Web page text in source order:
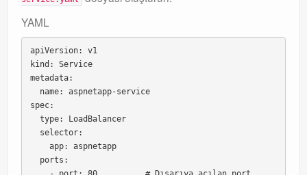
YAML
apiVersion: v1
kind: Service
metadata:
spec: